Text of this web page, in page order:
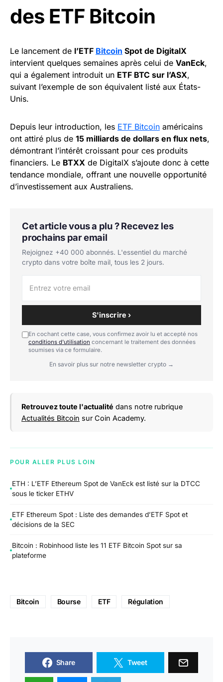
des ETF Bitcoin
Le lancement de l’ETF Bitcoin Spot de DigitalX
intervient quelques semaines après celui de VanEck,
qui a également introduit un ETF BTC sur l’ASX,
suivant l’exemple de son équivalent listé aux États-
Unis.
Depuis leur introduction, les ETF Bitcoin américains
ont attiré plus de 15 milliards de dollars en flux nets,
démontrant l’intérêt croissant pour ces produits
financiers. Le BTXX de DigitalX s’ajoute donc à cette
tendance mondiale, offrant une nouvelle opportunité
d’investissement aux Australiens.
Cet article vous a plu ? Recevez les
prochains par email
Rejoignez +40 000 abonnés. L'essentiel du marché
crypto dans votre boîte mail, tous les 2 jours.
S'inscrire ›
En cochant cette case, vous confirmez avoir lu et accepté nos
conditions d'utilisation concernant le traitement des données
soumises via ce formulaire.
En savoir plus sur notre newsletter crypto →
Retrouvez toute l'actualité dans notre rubrique
Actualités Bitcoin sur Coin Academy.
POUR ALLER PLUS LOIN
ETH : L’ETF Ethereum Spot de VanEck est listé sur la DTCC
sous le ticker ETHV
ETF Ethereum Spot : Liste des demandes d’ETF Spot et
décisions de la SEC
Bitcoin : Robinhood liste les 11 ETF Bitcoin Spot sur sa
plateforme
Bitcoin Bourse ETF Régulation
Share Tweet